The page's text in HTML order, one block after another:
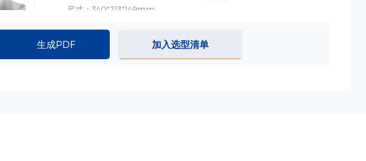
尺寸：340*213*149mm
工艺：注塑
生成PDF 加入选型清单